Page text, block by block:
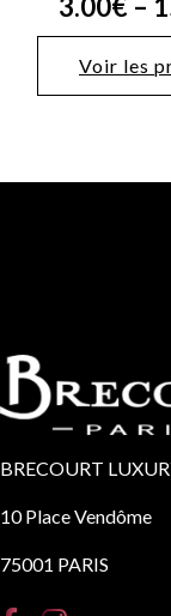
3.00€ –
Voir les
BRECOURT
10 Place Vendôme
75001 PARIS